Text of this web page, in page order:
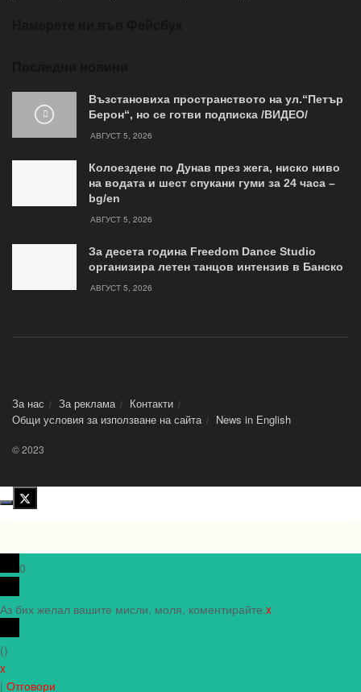
Възстановиха пространството на ул.“Петър
Берон“, но се готви подписка /ВИДЕО/
АВГУСТ 5, 2026
Колоездене по Дунав през жега, ниско ниво
на водата и шест спукани гуми за 24 часа –
bg/en
АВГУСТ 5, 2026
За десета година Freedom Dance Studio
организира летен танцов интензив в Банско
АВГУСТ 5, 2026
За нас За реклама
Контакти
Общи условия за използване на сайта
News in Еnglish
© 2023
0
Аз бих желал вашите мисли, моля, коментирайте.x
()
x
| Отговори